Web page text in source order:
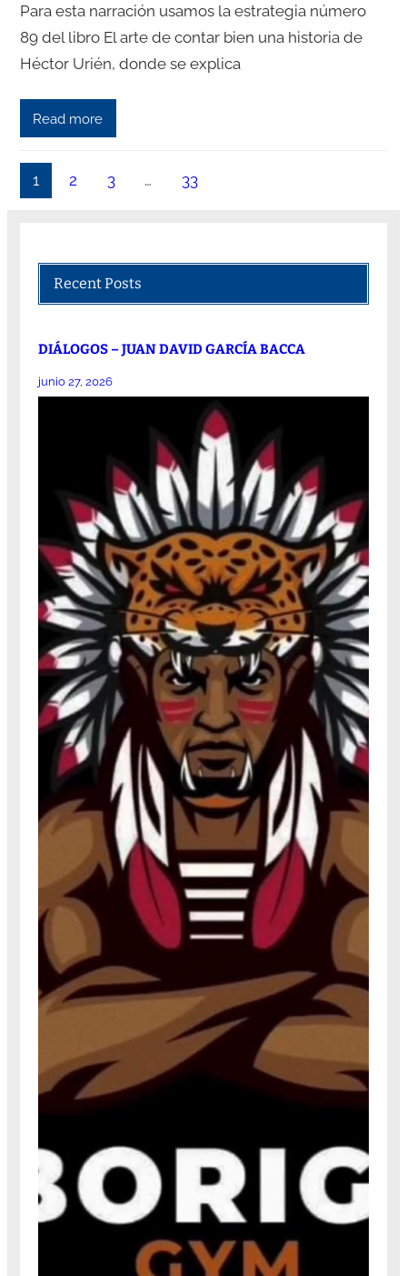
Para esta narración usamos la estrategia número
89 del libro El arte de contar bien una historia de
Héctor Urién, donde se explica
Read more
1 2 3 … 33
Recent Posts
DIÁLOGOS – JUAN DAVID GARCÍA BACCA
junio 27, 2026